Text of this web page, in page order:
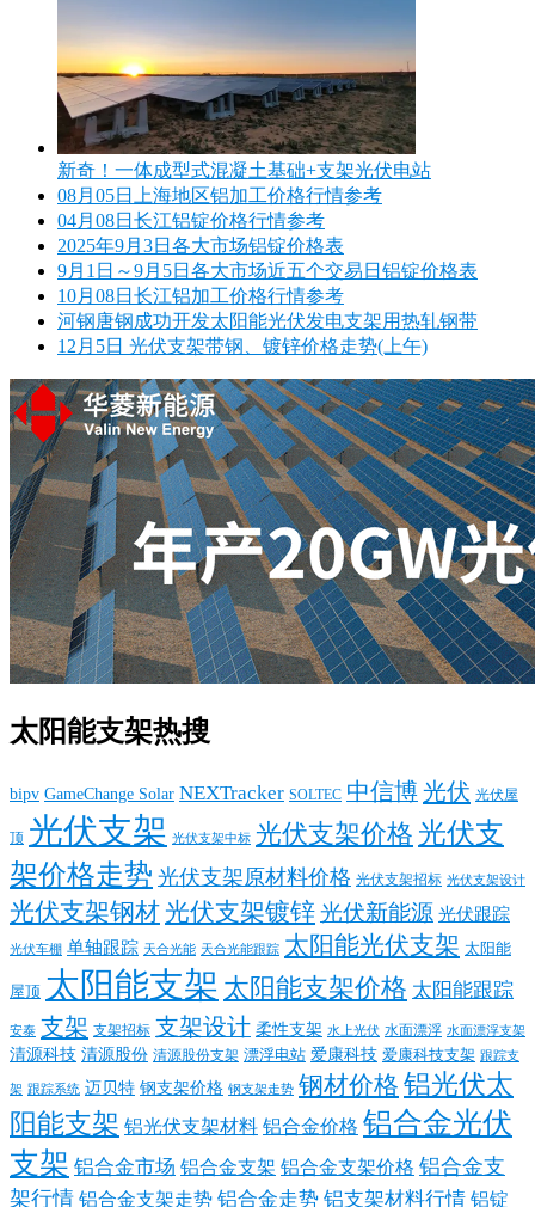
新奇！一体成型式混凝土基础+支架光伏电站
08月05日上海地区铝加工价格行情参考
04月08日长江铝锭价格行情参考
2025年9月3日各大市场铝锭价格表
9月1日～9月5日各大市场近五个交易日铝锭价格表
10月08日长江铝加工价格行情参考
河钢唐钢成功开发太阳能光伏发电支架用热轧钢带
12月5日 光伏支架带钢、镀锌价格走势(上午)
太阳能支架热搜
bipv GameChange Solar NEXTracker SOLTEC 中信博光伏 光伏屋
顶 光伏支架 光伏支架中标 光伏支架价格 光伏支
架价格走势 光伏支架原材料价格 光伏支架招标 光伏支架设计
光伏支架钢材光伏支架镀锌光伏新能源 光伏跟踪
光伏车棚 单轴跟踪 天合光能 天合光能跟踪 太阳能光伏支架 太阳能
屋顶 太阳能支架 太阳能支架价格 太阳能跟踪
安泰 支架 支架招标 支架设计 柔性支架 水上光伏 水面漂浮 水面漂浮支架
清源科技 清源股份 清源股份支架 漂浮电站 爱康科技 爱康科技支架 跟踪支
架 跟踪系统 迈贝特 钢支架价格 钢支架走势 钢材价格 铝光伏太
阳能支架 铝光伏支架材料 铝合金价格 铝合金光伏
支架 铝合金市场 铝合金支架 铝合金支架价格 铝合金支
架行情 铝合金支架走势 铝合金走势 铝支架材料行情 铝锭